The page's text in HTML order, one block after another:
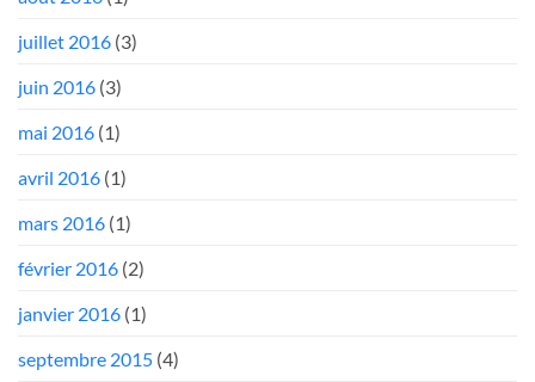
juillet 2016 (3)
juin 2016 (3)
mai 2016 (1)
avril 2016 (1)
mars 2016 (1)
février 2016 (2)
janvier 2016 (1)
septembre 2015 (4)